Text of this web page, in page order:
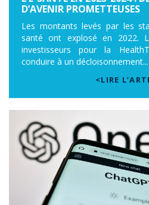
D’AVENIR PROMETTEUSES
Les montants levés par les
santé ont explosé en 2022.
investisseurs pour la
conduire à un décloisonnement...
<LIRE